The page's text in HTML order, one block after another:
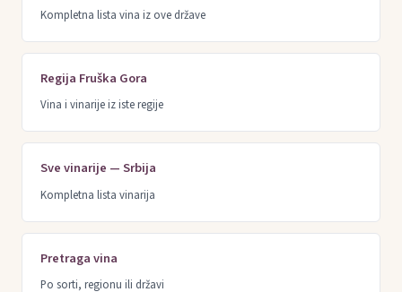
Kompletna lista vina iz ove države
Regija Fruška Gora
Vina i vinarije iz iste regije
Sve vinarije — Srbija
Kompletna lista vinarija
Pretraga vina
Po sorti, regionu ili državi